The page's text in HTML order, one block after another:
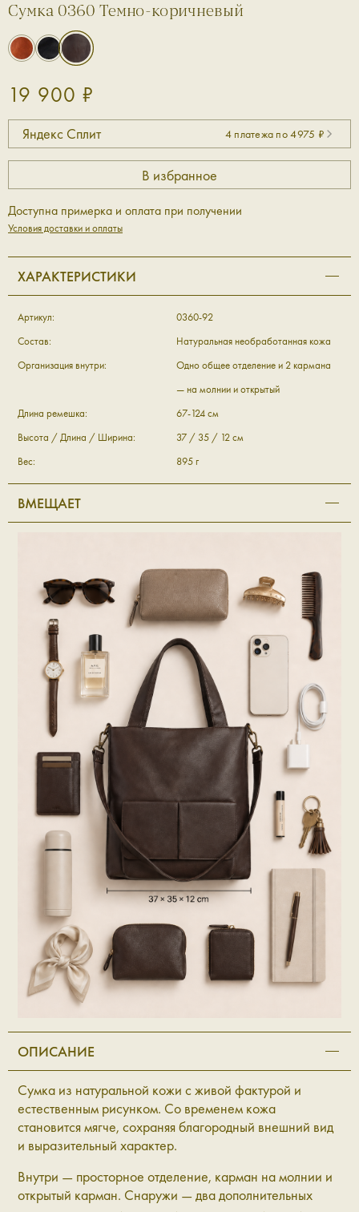
Сумка 0360 Темно-коричневый
19 900 ₽
Яндекс Сплит 4 платежа по 4975 ₽
Доступна примерка и оплата при получении
Условия доставки и оплаты
ХАРАКТЕРИСТИКИ
Артикул:
0360-92
Состав:
Натуральная необработанная кожа
Организация внутри:
Одно общее отделение и 2 кармана
— на молнии и открытый
Длина ремешка:
67-124 см
Высота / Длина / Ширина:
37 / 35 / 12 см
Вес:
895 г
ВМЕЩАЕТ
ОПИСАНИЕ
Сумка из натуральной кожи с живой фактурой и
естественным рисунком. Со временем кожа
становится мягче, сохраняя благородный внешний вид
и выразительный характер.
Внутри — просторное отделение, карман на молнии и
открытый карман. Снаружи — два дополнительных